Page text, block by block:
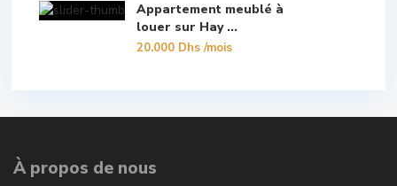
Appartement meublé à
louer sur Hay ...
20.000 Dhs/mois
À propos de nous